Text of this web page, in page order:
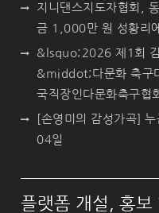
지니댄스지도자협회,
금 1,000만 원 성황리
&lsquo;2026 제1회
&middot;다문화 축구
국직장인다문화축구협
[손영미의 감성가곡]
04일
플랫폼 개설, 홍